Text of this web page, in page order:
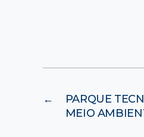
←
PARQUE
MEIO